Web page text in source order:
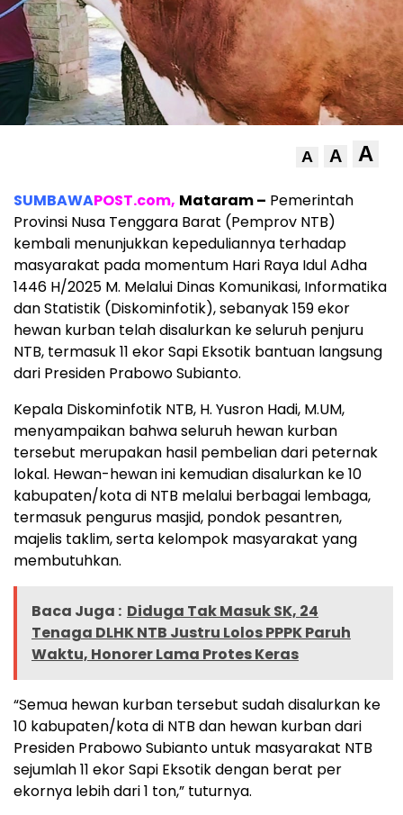
A A A
SUMBAWAPOST.com, Mataram – Pemerintah
Provinsi Nusa Tenggara Barat (Pemprov NTB)
kembali menunjukkan kepeduliannya terhadap
masyarakat pada momentum Hari Raya Idul Adha
1446 H/2025 M. Melalui Dinas Komunikasi, Informatika
dan Statistik (Diskominfotik), sebanyak 159 ekor
hewan kurban telah disalurkan ke seluruh penjuru
NTB, termasuk 11 ekor Sapi Eksotik bantuan langsung
dari Presiden Prabowo Subianto.
Kepala Diskominfotik NTB, H. Yusron Hadi, M.UM,
menyampaikan bahwa seluruh hewan kurban
tersebut merupakan hasil pembelian dari peternak
lokal. Hewan-hewan ini kemudian disalurkan ke 10
kabupaten/kota di NTB melalui berbagai lembaga,
termasuk pengurus masjid, pondok pesantren,
majelis taklim, serta kelompok masyarakat yang
membutuhkan.
Baca Juga : Diduga Tak Masuk SK, 24
Tenaga DLHK NTB Justru Lolos PPPK Paruh
Waktu, Honorer Lama Protes Keras
“Semua hewan kurban tersebut sudah disalurkan ke
10 kabupaten/kota di NTB dan hewan kurban dari
Presiden Prabowo Subianto untuk masyarakat NTB
sejumlah 11 ekor Sapi Eksotik dengan berat per
ekornya lebih dari 1 ton,” tuturnya.